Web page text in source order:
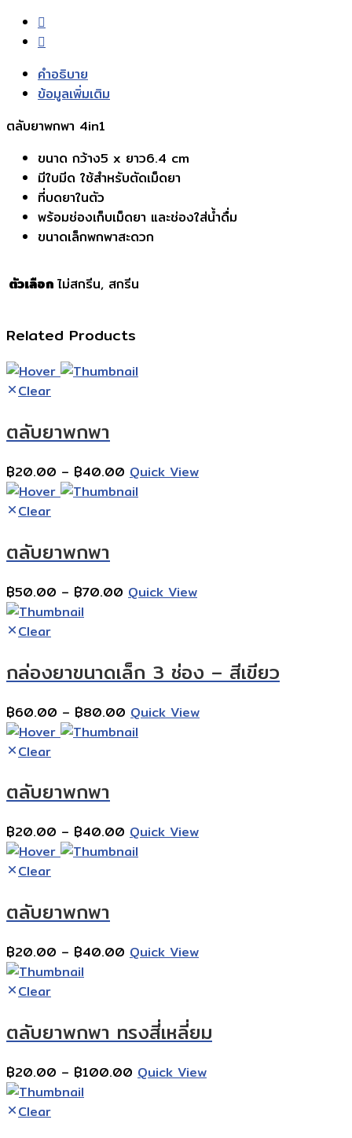
คำอธิบาย
ข้อมูลเพิ่มเติม
ตลับยาพกพา 4in1
ขนาด กว้าง5 x ยาว6.4 cm
มีใบมีด ใช้สำหรับตัดเม็ดยา
ที่บดยาในตัว
พร้อมช่องเก็บเม็ดยา และช่องใส่น้ำดื่ม
ขนาดเล็กพกพาสะดวก
ตัวเลือก ไม่สกรีน, สกรีน
Related Products
Clear
ตลับยาพกพา
฿20.00 – ฿40.00 Price
range:
Quick View
Clear
ตลับยาพกพา
฿50.00 – ฿70.00 Price
฿70.00
Quick View
Clear
กล่องยาขนาดเล็ก 3 ช่อง – สีเขียว
฿60.00 – ฿80.00 Price
range:
Quick View
Clear
ตลับยาพกพา
฿20.00 – ฿40.00 Price
range:
Quick View
Clear
ตลับยาพกพา
฿20.00 – ฿40.00 Price
฿40.00
Quick View
Clear
ตลับยาพกพา ทรงสี่เหลี่ยม
฿20.00 – ฿100.00 Price
Quick View
Clear